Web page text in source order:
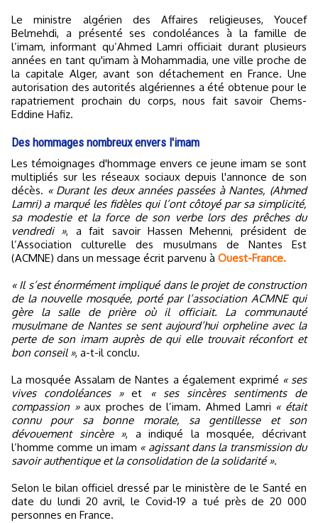
Le ministre algérien des Affaires religieuses, Youcef
Belmehdi, a présenté ses condoléances à la famille de
l’imam, informant qu’Ahmed Lamri officiait durant plusieurs
années en tant qu'imam à Mohammadia, une ville proche de
la capitale Alger, avant son détachement en France. Une
autorisation des autorités algériennes a été obtenue pour le
rapatriement prochain du corps, nous fait savoir Chems-
Eddine Hafiz.
Des hommages nombreux envers l'imam
Les témoignages d'hommage envers ce jeune imam se sont
multipliés sur les réseaux sociaux depuis l'annonce de son
décès. « Durant les deux années passées à Nantes, (Ahmed
Lamri) a marqué les fidèles qui l’ont côtoyé par sa simplicité,
sa modestie et la force de son verbe lors des prêches du
vendredi », a fait savoir Hassen Mehenni, président de
l’Association culturelle des musulmans de Nantes Est
(ACMNE) dans un message écrit parvenu à Ouest-France.
« Il s’est énormément impliqué dans le projet de construction
de la nouvelle mosquée, porté par l’association ACMNE qui
gère la salle de prière où il officiait. La communauté
musulmane de Nantes se sent aujourd’hui orpheline avec la
perte de son imam auprès de qui elle trouvait réconfort et
bon conseil », a-t-il conclu.
La mosquée Assalam de Nantes a également exprimé « ses
vives condoléances »et
« ses sincères sentiments de
compassion »aux proches de l’imam. Ahmed Lamri « était
connu pour sa bonne morale, sa gentillesse et son
dévouement sincère », a indiqué la mosquée, décrivant
l’homme comme un imam « agissant dans la transmission du
savoir authentique et la consolidation de la solidarité ».
Selon le bilan officiel dressé par le ministère de le Santé en
date du lundi 20 avril, le Covid-19 a tué près de 20 000
personnes en France.